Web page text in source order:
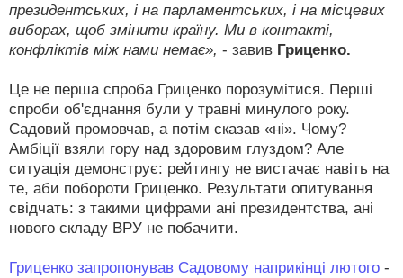
президентських, і на парламентських, і на місцевих
виборах, щоб змінити країну. Ми в контакті,
конфліктів між нами немає», - завив Гриценко.
Це не перша спроба Гриценко порозумітися. Перші
спроби об'єднання були у травні минулого року.
Садовий промовчав, а потім сказав «ні». Чому?
Амбіції взяли гору над здоровим глуздом? Але
ситуація демонструє: рейтингу не вистачає навіть на
те, аби побороти Гриценко. Результати опитування
свідчать: з такими цифрами ані президентства, ані
нового складу ВРУ не побачити.
Гриценко запропонував Садовому наприкінці лютого -